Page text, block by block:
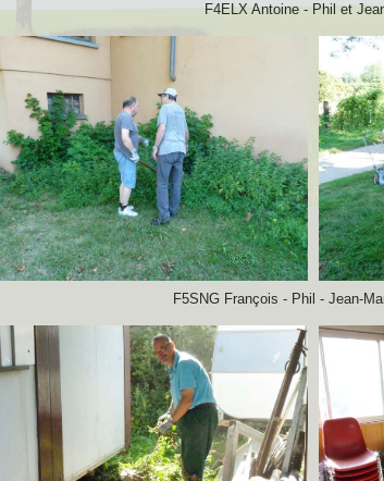
F4ELX Antoine - Phil et
F5SNG François - Phil - Jean-